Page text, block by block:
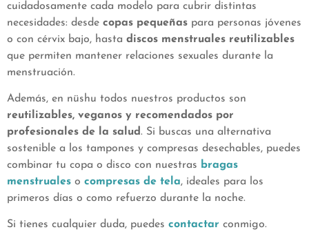
cuidadosamente cada modelo para cubrir distintas
necesidades: desde copas pequeñas para personas jóvenes
o con cérvix bajo, hasta discos menstruales reutilizables
que permiten mantener relaciones sexuales durante la
menstruación.
Además, en nüshu todos nuestros productos son
reutilizables, veganos y recomendados por
profesionales de la salud. Si buscas una alternativa
sostenible a los tampones y compresas desechables, puedes
combinar tu copa o disco con nuestras bragas
menstruales o compresas de tela, ideales para los
primeros días o como refuerzo durante la noche.
Si tienes cualquier duda, puedes contactar conmigo.